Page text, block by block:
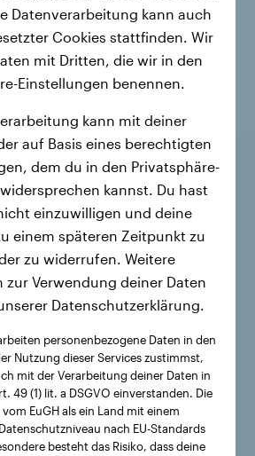
Datenverarbeitung kann auch
Cookies stattfinden. Wir
mit Dritten, die wir in den
Einstellungen benennen.
kann mit deiner
auf Basis eines berechtigten
dem du in den Privatsphäre-
kannst. Du hast
einzuwilligen und deine
einem späteren Zeitpunkt zu
zu widerrufen. Weitere
Verwendung deiner Daten
Datenschutzerklärung.
personenbezogene Daten in den
Nutzung dieser Services zustimmst,
mit der Verarbeitung deiner Daten in
49 (1) lit. a DSGVO einverstanden. Die
EuGH als ein Land mit einem
nach EU-Standards
besteht das Risiko, dass deine